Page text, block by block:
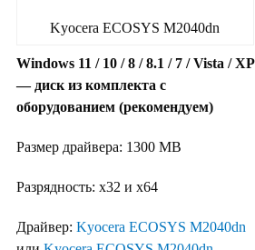
Kyocera ECOSYS M2040dn
Windows 11 / 10 / 8 / 8.1 / 7 / Vista / XP
— диск из комплекта с
оборудованием (рекомендуем)
Размер драйвера: 1300 MB
Разрядность: x32 и x64
Драйвер: Kyocera ECOSYS M2040dn